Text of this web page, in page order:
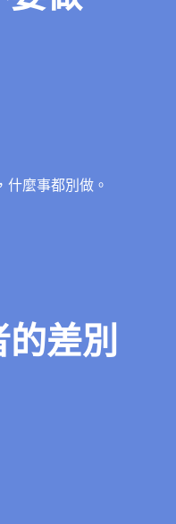
麼事都別做。
差別